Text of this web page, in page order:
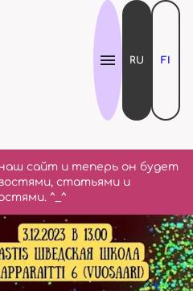
сайт и теперь он будет
статьями и
^_^
RU FI